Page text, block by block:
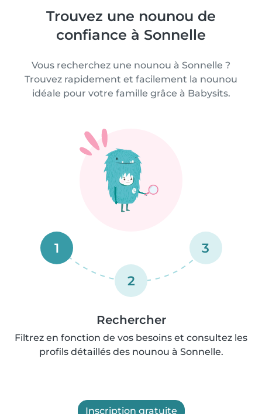
Trouvez une nounou de
confiance à Sonnelle
Vous recherchez une nounou à Sonnelle ?
Trouvez rapidement et facilement la nounou
idéale pour votre famille grâce à Babysits.
1
2
3
Rechercher
Filtrez en fonction de vos besoins et consultez les
profils détaillés des nounou à Sonnelle.
Inscription gratuite